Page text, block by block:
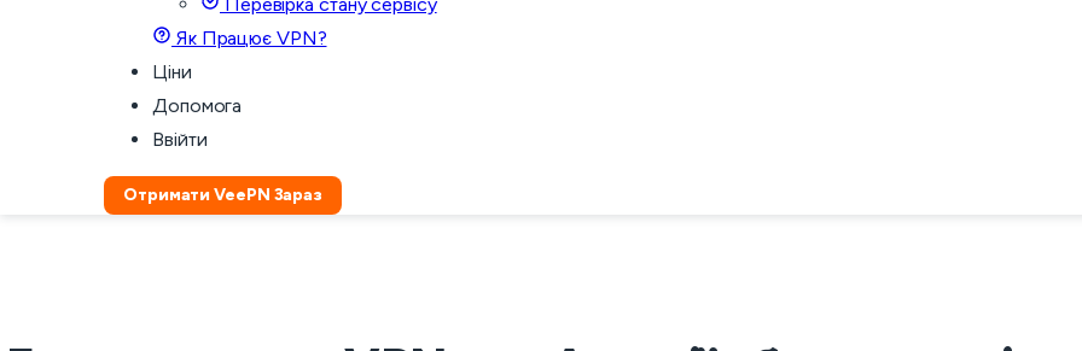
Як Працює VPN?
Ціни
Допомога
Ввійти
Отримати VeePN Зараз